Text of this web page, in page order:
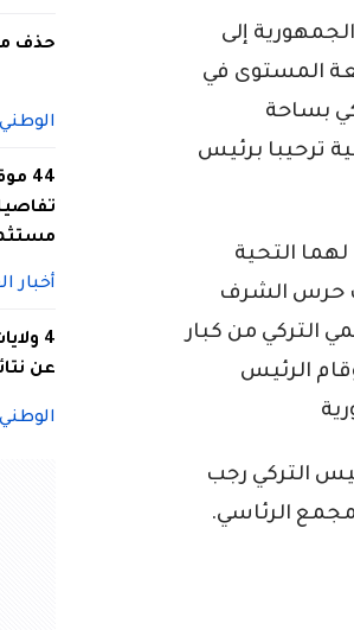
إلى
المستوى في
بساحة
مدفعية تشريفية ترحيبا برئيس
التحية
حرس الشرف
التركي من كبار
الرئيس
التركي رجب
الرئاسي.
حذف
الوطني
أخبار
4
عن
الوطني